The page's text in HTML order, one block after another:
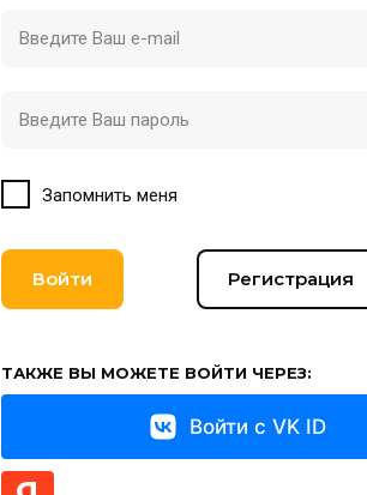
Запомнить меня
Войти Регистрация
ТАКЖЕ ВЫ МОЖЕТЕ ВОЙТИ ЧЕРЕЗ:
Войти с VK ID